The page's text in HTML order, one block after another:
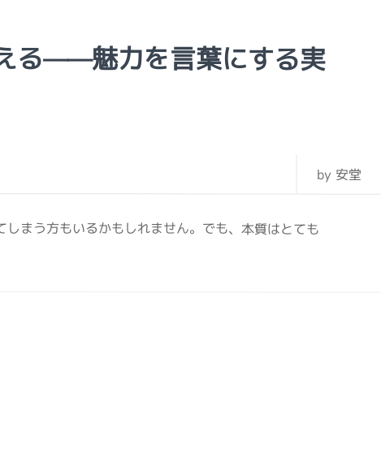
る——魅力を言葉にする実
by 安堂
まう方もいるかもしれません。でも、本質はとても